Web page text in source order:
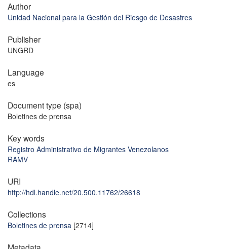
Author
Unidad Nacional para la Gestión del Riesgo de Desastres
Publisher
UNGRD
Language
es
Document type (spa)
Boletines de prensa
Key words
Registro Administrativo de Migrantes Venezolanos
RAMV
URI
http://hdl.handle.net/20.500.11762/26618
Collections
Boletines de prensa [2714]